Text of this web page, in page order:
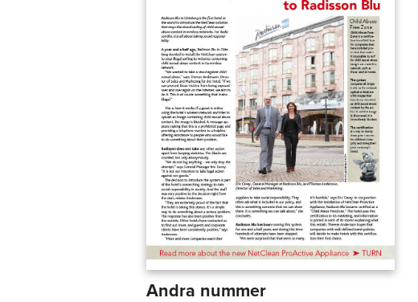
Andra nummer